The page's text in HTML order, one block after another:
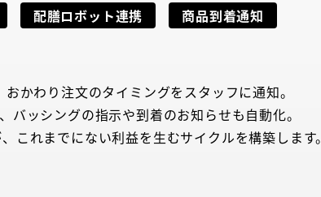
配膳ロボット連携 商品到着通知
かわり注文のタイミングをスタッフに通知。
ッシングの指示や到着のお知らせも自動化。
これまでにない利益を生むサイクルを構築します。